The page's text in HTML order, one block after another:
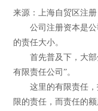
来源：上海自贸区注
公司注册资本是公
的责任大小。
首先普及下，大部
有限责任公司”。
这里的有限责任，
限的责任，而责任的